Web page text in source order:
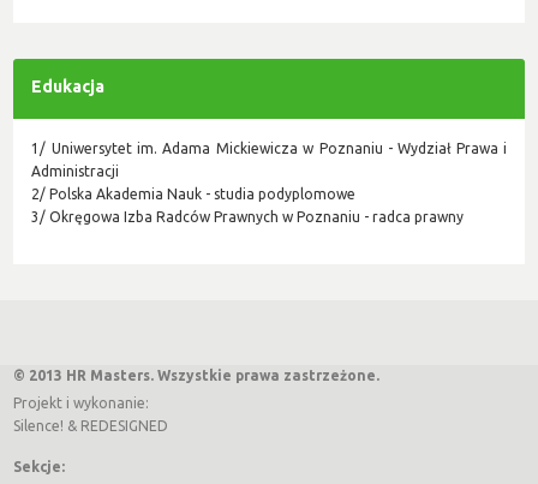
Edukacja
1/ Uniwersytet im. Adama Mickiewicza w Poznaniu - Wydział Prawa i
Administracji
2/ Polska Akademia Nauk - studia podyplomowe
3/ Okręgowa Izba Radców Prawnych w Poznaniu - radca prawny
© 2013 HR Masters. Wszystkie prawa zastrzeżone.
Projekt i wykonanie:
Silence! & REDESIGNED
Sekcje: